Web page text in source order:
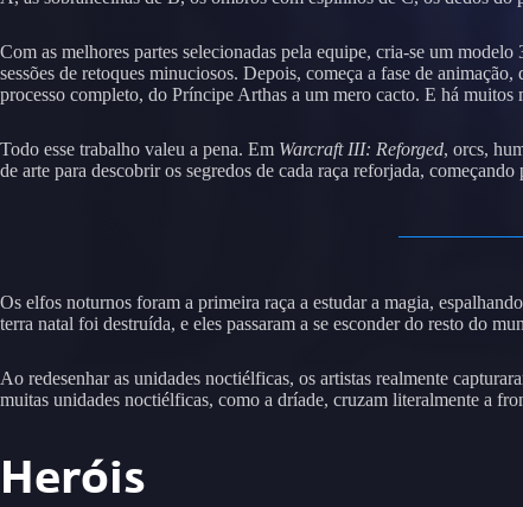
Com as melhores partes selecionadas pela equipe, cria-se um
sessões de retoques minuciosos. Depois, começa a fase de
processo completo, do Príncipe Arthas a um mero cacto. E há
Todo esse trabalho valeu a pena. Em Warcraft III: Reforged, orcs,
de arte para descobrir os segredos de cada raça reforjada,
Os elfos noturnos foram a primeira raça a estudar a magia,
terra natal foi destruída, e eles passaram a se esconder do resto do
Ao redesenhar as unidades noctiélficas, os artistas realmente
muitas unidades noctiélficas, como a dríade, cruzam literalmente a
Heróis